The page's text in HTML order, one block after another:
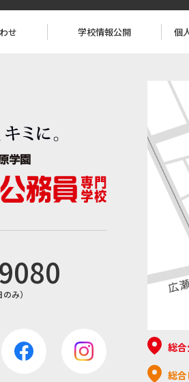
せ 学校情報公開 個
み）
総
総